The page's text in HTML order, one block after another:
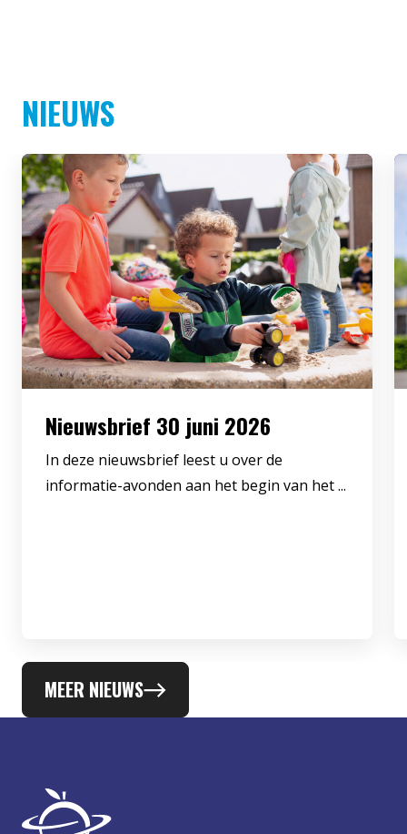
NIEUWS
Nieuwsbrief 30 juni 2026
In deze nieuwsbrief leest u over de
informatie-avonden aan het begin van het ...
MEER NIEUWS